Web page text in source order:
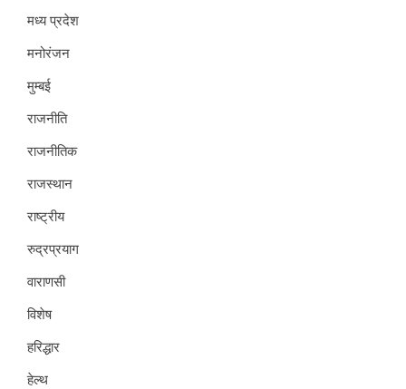
मध्य प्रदेश
मनोरंजन
मुम्बई
राजनीति
राजनीतिक
राजस्थान
राष्ट्रीय
रुद्रप्रयाग
वाराणसी
विशेष
हरिद्धार
हेल्थ